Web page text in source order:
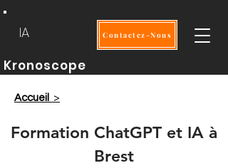
IA Contactez-Nous
Kronoscope
Accueil >
Formation ChatGPT et IA à
Brest